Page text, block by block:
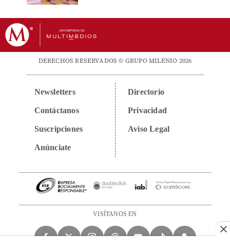
DERECHOS RESERVADOS © GRUPO MILENIO 2026
Newsletters
Contáctanos
Suscripciones
Anúnciate
Directorio
Privacidad
Aviso Legal
VISÍTANOS EN